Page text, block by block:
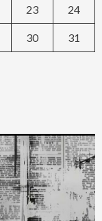
23 24
30 31